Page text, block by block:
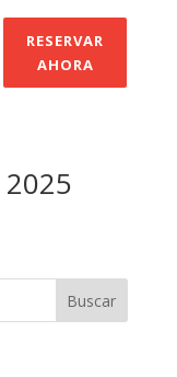
RESERVAR
AHORA